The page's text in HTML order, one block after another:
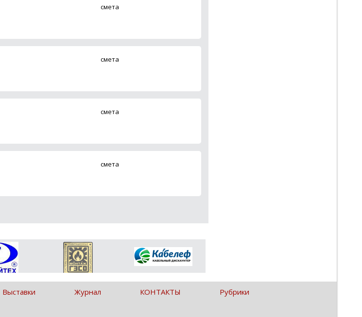
смета
смета
смета
смета
Выставки Журнал КОНТАКТЫ Рубрики